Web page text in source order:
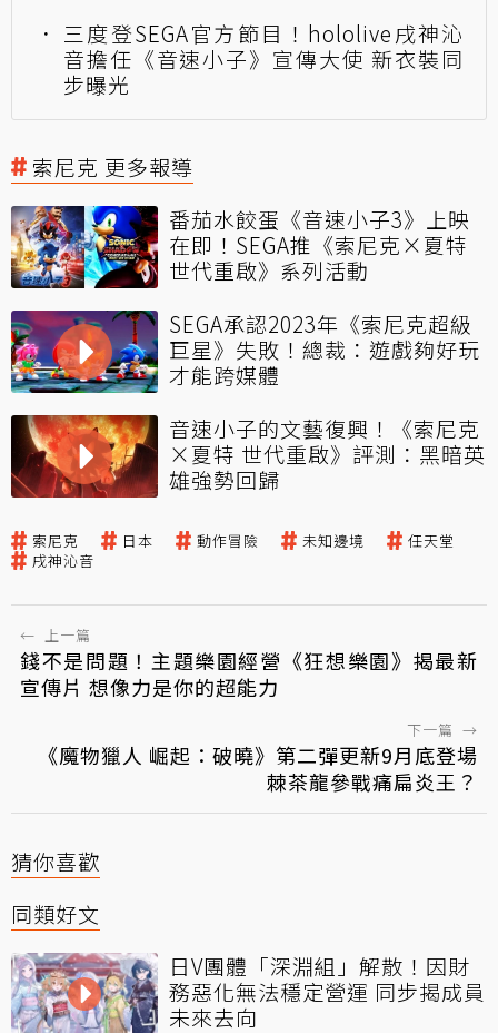
三度登SEGA官方節目！hololive戌神沁
音擔任《音速小子》宣傳大使 新衣裝同
步曝光
索尼克 更多報導
番茄水餃蛋《音速小子3》上映
在即！SEGA推《索尼克×夏特
世代重啟》系列活動
SEGA承認2023年《索尼克超級
巨星》失敗！總裁：遊戲夠好玩
才能跨媒體
音速小子的文藝復興！《索尼克
×夏特 世代重啟》評測：黑暗英
雄強勢回歸
索尼克 日本 動作冒險 未知邊境
任天堂
戌神沁音
← 上一篇
錢不是問題！主題樂園經營《狂想樂園》揭最新
宣傳片 想像力是你的超能力
下一篇 →
《魔物獵人 崛起：破曉》第二彈更新9月底登場
棘茶龍參戰痛扁炎王？
猜你喜歡
同類好文
日V團體「深淵組」解散！因財
務惡化無法穩定營運 同步揭成員
未來去向